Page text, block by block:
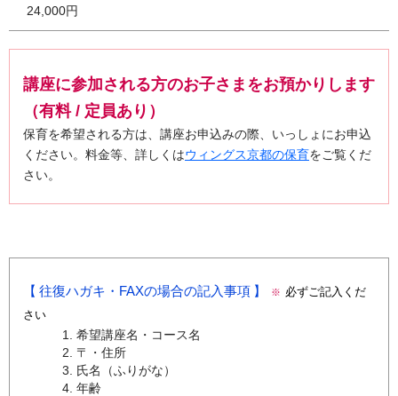
24,000円
講座に参加される方のお子さまをお預かりします
（有料 / 定員あり）
保育を希望される方は、講座お申込みの際、いっしょにお申込
ください。料金等、詳しくはウィングス京都の保育をご覧くだ
さい。
往復ハガキ・FAXの場合の記入事項 ※ 必ずご記入くだ
さい
希望講座名・コース名
〒・住所
氏名（ふりがな）
年齢